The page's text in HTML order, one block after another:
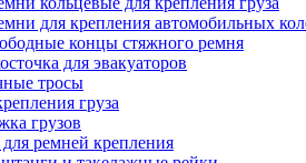
для крепления автомобильных
концы стяжного ремня
для эвакуаторов
тросы
груза
грузов
ремней крепления